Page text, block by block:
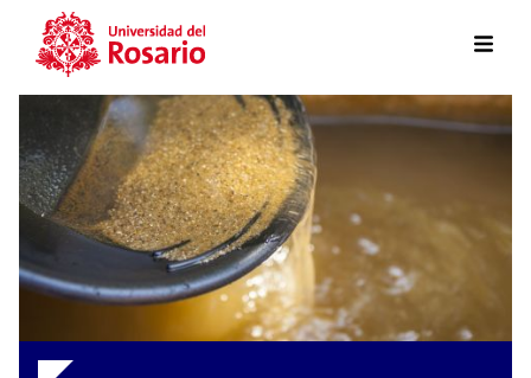
Skip to main content